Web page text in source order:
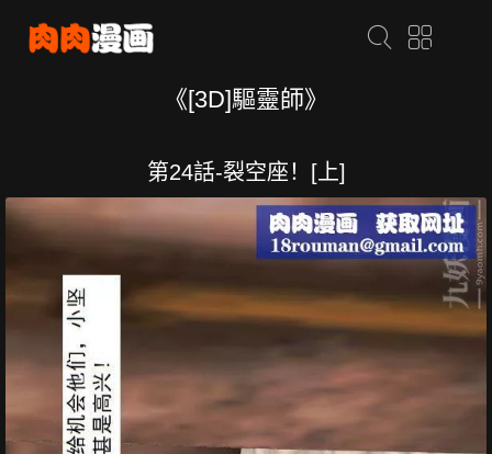
《[3D]驅靈師》
第24話-裂空座！[上]